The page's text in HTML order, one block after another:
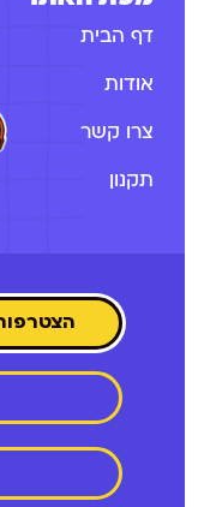
דף הבית
אודות
צרו קשר
תקנון